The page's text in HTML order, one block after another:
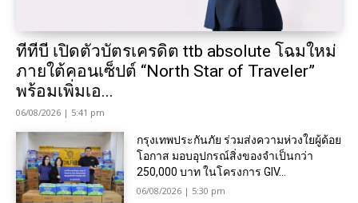
ทีทีบี เปิดตัวบัตรเครดิต ttb absolute โฉมใหม่
ภายใต้คอนเซ็ปต์ “North Star of Traveler”
พร้อมเพิ่มเอ...
06/08/2026 | 5:41 pm
กรุงเทพประกันภัย ร่วมส่งความห่วงใยผู้ด้อย
โอกาส มอบอุปกรณ์สิ่งของจำเป็นกว่า
250,000 บาท ในโครงการ GIV...
06/08/2026 | 5:30 pm